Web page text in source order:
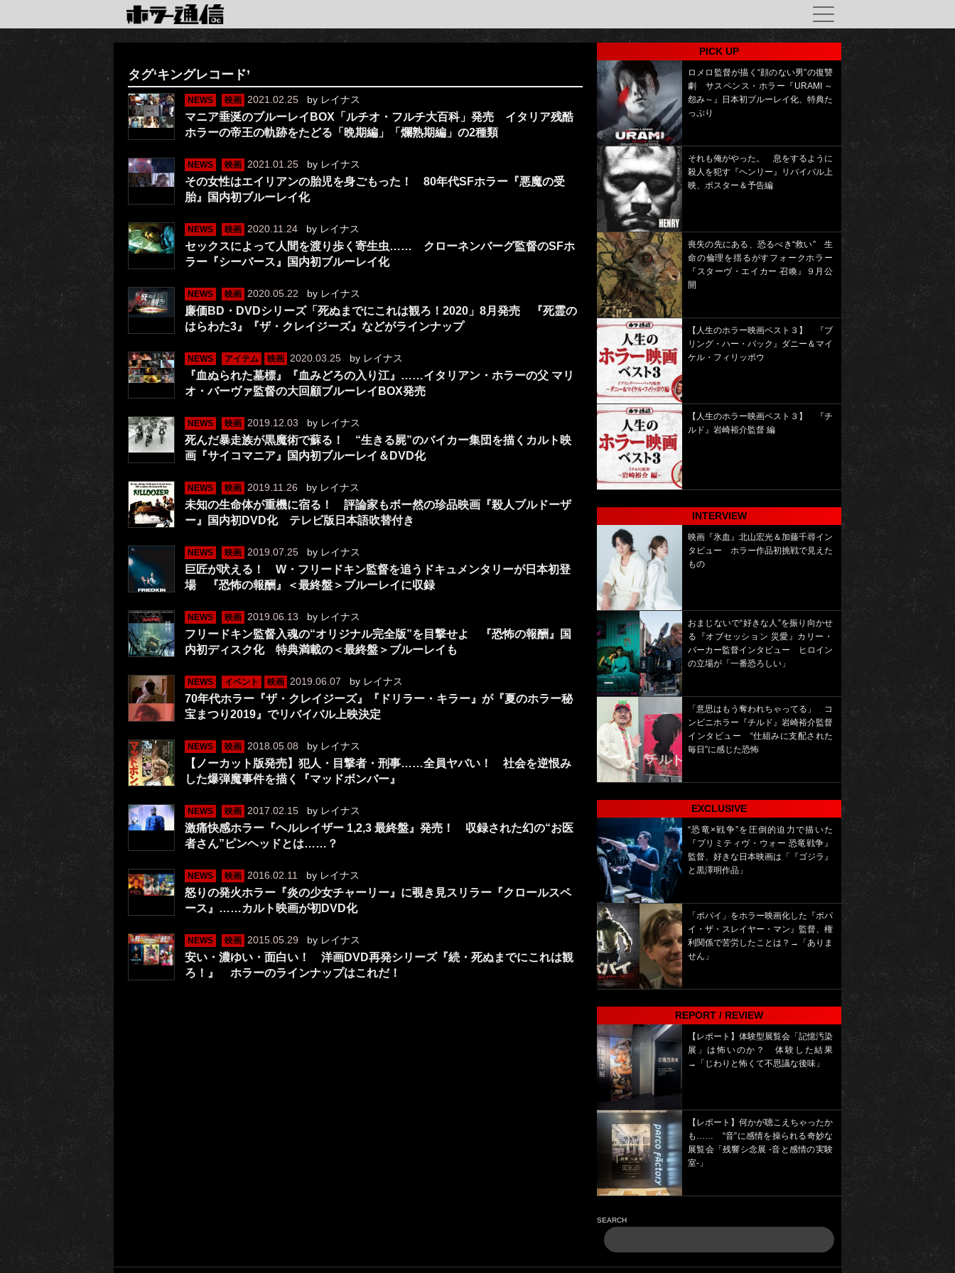
タグ‘キングレコード’
NEWS 映画 2021.02.25 by レイナス
マニア垂涎のブルーレイBOX「ルチオ・フルチ大百科」発売 イタリア残酷
ホラーの帝王の軌跡をたどる「晩期編」「爛熟期編」の2種類
NEWS 映画 2021.01.25 by レイナス
その女性はエイリアンの胎児を身ごもった！ 80年代SFホラー『悪魔の受
胎』国内初ブルーレイ化
NEWS 映画 2020.11.24 by レイナス
セックスによって人間を渡り歩く寄生虫…… クローネンバーグ監督のSFホ
ラー『シーバース』国内初ブルーレイ化
NEWS 映画 2020.05.22 by レイナス
廉価BD・DVDシリーズ「死ぬまでにこれは観ろ！2020」8月発売 『死霊の
はらわた3』『ザ・クレイジーズ』などがラインナップ
NEWS アイテム 映画 2020.03.25 by レイナス
『血ぬられた墓標』『血みどろの入り江』……イタリアン・ホラーの父 マリ
オ・バーヴァ監督の大回顧ブルーレイBOX発売
NEWS 映画 2019.12.03 by レイナス
死んだ暴走族が黒魔術で蘇る！ “生きる屍”のバイカー集団を描くカルト映
画『サイコマニア』国内初ブルーレイ＆DVD化
NEWS 映画 2019.11.26 by レイナス
未知の生命体が重機に宿る！ 評論家もボー然の珍品映画『殺人ブルドーザ
ー』国内初DVD化 テレビ版日本語吹替付き
NEWS 映画 2019.07.25 by レイナス
巨匠が吠える！ W・フリードキン監督を追うドキュメンタリーが日本初登
場 『恐怖の報酬』＜最終盤＞ブルーレイに収録
NEWS 映画 2019.06.13 by レイナス
フリードキン監督入魂の“オリジナル完全版”を目撃せよ 『恐怖の報酬』国
内初ディスク化 特典満載の＜最終盤＞ブルーレイも
NEWS イベント 映画 2019.06.07 by レイナス
70年代ホラー『ザ・クレイジーズ』『ドリラー・キラー』が『夏のホラー秘
宝まつり2019』でリバイバル上映決定
NEWS 映画 2018.05.08 by レイナス
【ノーカット版発売】犯人・目撃者・刑事……全員ヤバい！ 社会を逆恨み
した爆弾魔事件を描く『マッドボンバー』
NEWS 映画 2017.02.15 by レイナス
激痛快感ホラー『ヘルレイザー 1,2,3 最終盤』発売！ 収録された幻の“お医
者さん”ピンヘッドとは……？
NEWS 映画 2016.02.11 by レイナス
怒りの発火ホラー『炎の少女チャーリー』に覗き見スリラー『クロールスペ
ース』……カルト映画が初DVD化
NEWS 映画 2015.05.29 by レイナス
安い・濃ゆい・面白い！ 洋画DVD再発シリーズ『続・死ぬまでにこれは観
ろ！』 ホラーのラインナップはこれだ！
PICK UP
ロメロ監督が描く“顔のない男”の復讐
劇 サスペンス・ホラー『URAMI ～
怨み～』日本初ブルーレイ化、特典た
っぷり
それも俺がやった。 息をするように
殺人を犯す『ヘンリー』リバイバル上
映、ポスター＆予告編
喪失の先にある、恐るべき“救い” 生
命の倫理を揺るがすフォークホラー
『スターヴ・エイカー 召喚』９月公
開
【人生のホラー映画ベスト３】 『ブ
リング・ハー・バック』ダニー＆マイ
ケル・フィリッポウ
【人生のホラー映画ベスト３】 『チ
ルド』岩崎裕介監督 編
INTERVIEW
映画『氷血』北山宏光＆加藤千尋イン
タビュー ホラー作品初挑戦で見えた
もの
おまじないで“好きな人”を振り向かせ
る『オブセッション 災愛』カリー・
バーカー監督インタビュー ヒロイン
の立場が「一番恐ろしい」
「意思はもう奪われちゃってる」 コ
ンビニホラー『チルド』岩崎裕介監督
インタビュー “仕組みに支配された
毎日”に感じた恐怖
EXCLUSIVE
“恐竜×戦争”を圧倒的迫力で描いた
『プリミティヴ・ウォー 恐竜戦争』
監督、好きな日本映画は「『ゴジラ』
と黒澤明作品」
「ポパイ」をホラー映画化した『ポパ
イ・ザ・スレイヤー・マン』監督、権
利関係で苦労したことは？→「ありま
せん」
REPORT / REVIEW
【レポート】体験型展覧会「記憶汚染
展」は怖いのか？ 体験した結果
→「じわりと怖くて不思議な後味」
【レポート】何かが聴こえちゃったか
も…… “音”に感情を操られる奇妙な
展覧会「残響シ念展 -⾳と感情の実験
室-」
SEARCH